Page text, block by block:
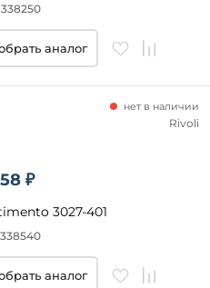
аналог
₽
3027-401
нет в наличии
Rivoli
аналог